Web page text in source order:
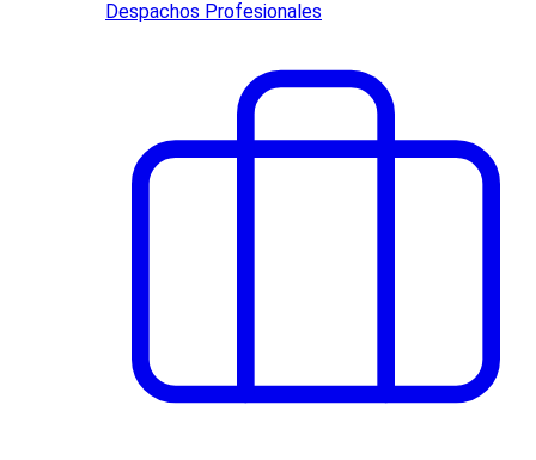
Despachos Profesionales